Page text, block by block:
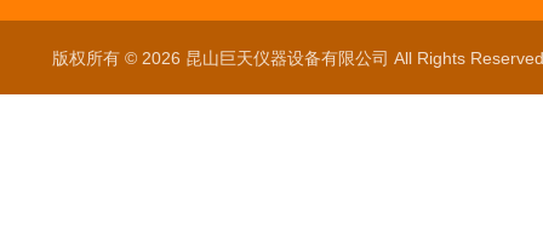
版权所有 © 2026 昆山巨天仪器设备有限公司 All Rights